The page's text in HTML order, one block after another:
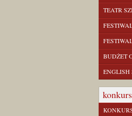
TEATR
BUDŻET
ENGLISH